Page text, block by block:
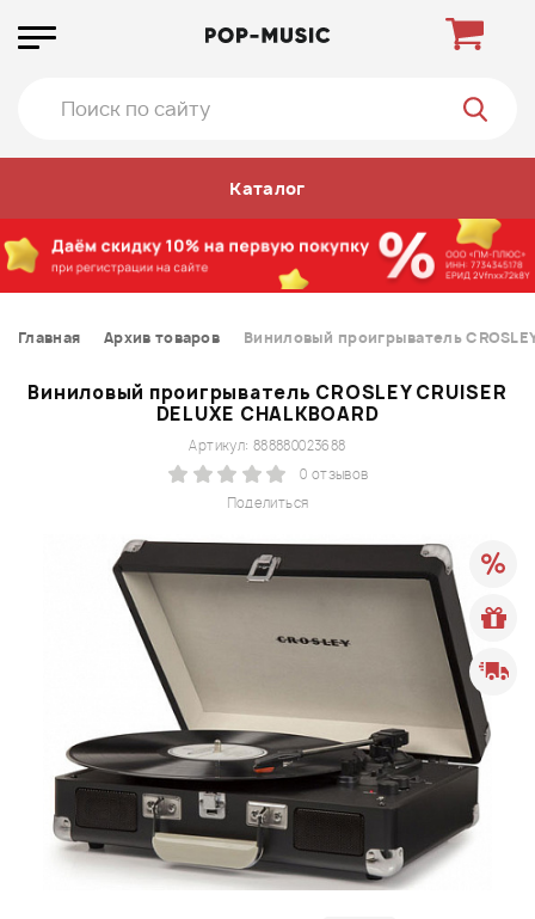
Каталог
Главная Архив товаров Виниловый проигрыватель
Виниловый проигрыватель CROSLEY CRUISER
DELUXE CHALKBOARD
Поделиться
Артикул: 888880023688
0 отзывов